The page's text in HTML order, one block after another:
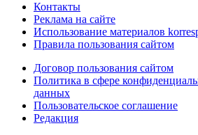
Контакты
Реклама на сайте
Использование материалов
Правила пользования сайтом
Договор пользования сайтом
Политика в сфере
данных
Пользовательское соглашение
Редакция